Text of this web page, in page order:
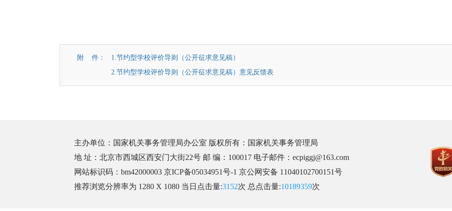
附 件：
1.节约型学校评价导则（公开征求意见稿）
2.节约型学校评价导则（公开征求意见稿）意见反馈表
主办单位：国家机关事务管理局办公室 版权所有：国家机关事务管理局
地 址：北京市西城区西安门大街22号 邮 编：100017 电子邮件：ecpiggj@163.com
网站标识码：bm42000003 京ICP备05034951号-1 京公网安备 11040102700151号
推荐浏览分辨率为 1280 X 1080 当日点击量:3152次 总点击量:10189359次